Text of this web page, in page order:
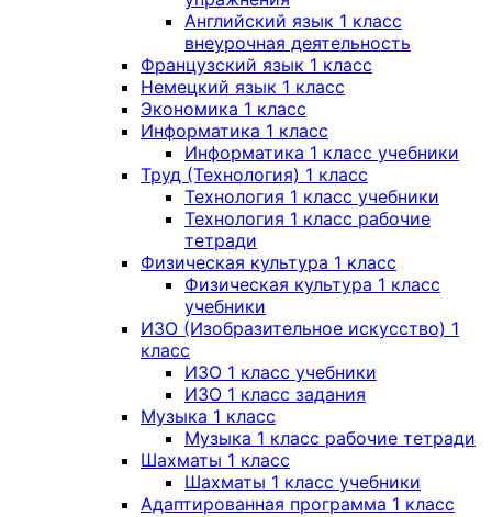
Английский язык 1 класс
внеурочная деятельность
Французский язык 1 класс
Немецкий язык 1 класс
Экономика 1 класс
Информатика 1 класс
Информатика 1 класс учебники
Труд (Технология) 1 класс
Технология 1 класс учебники
Технология 1 класс рабочие
тетради
Физическая культура 1 класс
Физическая культура 1 класс
учебники
ИЗО (Изобразительное искусство) 1
класс
ИЗО 1 класс учебники
ИЗО 1 класс задания
Музыка 1 класс
Музыка 1 класс рабочие тетради
Шахматы 1 класс
Шахматы 1 класс учебники
Адаптированная программа 1 класс